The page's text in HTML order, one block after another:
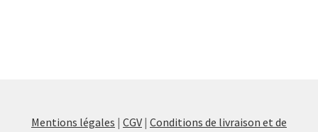
Mentions légales | CGV | Conditions de livraison et de